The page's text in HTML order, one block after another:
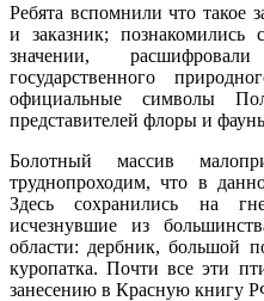
Ребята вспомнили что такое
и заказник;
значении,
государственного
официальные символы
представителей флоры и
Болотный массив
труднопроходим, что в
Здесь сохранились на
исчезнувшие из
области: дербник, большой
куропатка. Почти все эти
занесению в Красную книгу